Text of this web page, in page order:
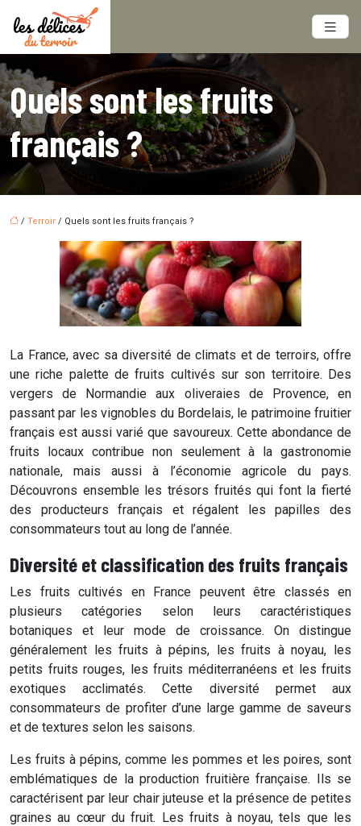
Quels sont les fruits
français ?
/ Terroir / Quels sont les fruits français ?
La France, avec sa diversité de climats et de terroirs, offre
une riche palette de fruits cultivés sur son territoire. Des
vergers de Normandie aux oliveraies de Provence, en
passant par les vignobles du Bordelais, le patrimoine fruitier
français est aussi varié que savoureux. Cette abondance de
fruits locaux contribue non seulement à la gastronomie
nationale, mais aussi à l’économie agricole du pays.
Découvrons ensemble les trésors fruités qui font la fierté
des producteurs français et régalent les papilles des
consommateurs tout au long de l’année.
Diversité et classification des fruits français
Les fruits cultivés en France peuvent être classés en
plusieurs catégories selon leurs caractéristiques
botaniques et leur mode de croissance. On distingue
généralement les fruits à pépins, les fruits à noyau, les
petits fruits rouges, les fruits méditerranéens et les fruits
exotiques acclimatés. Cette diversité permet aux
consommateurs de profiter d’une large gamme de saveurs
et de textures selon les saisons.
Les fruits à pépins, comme les pommes et les poires, sont
emblématiques de la production fruitière française. Ils se
caractérisent par leur chair juteuse et la présence de petites
graines au cœur du fruit. Les fruits à noyau, tels que les